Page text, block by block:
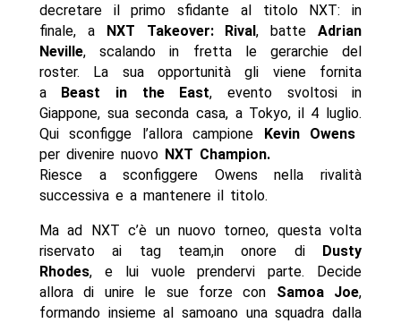
decretare il primo sfidante al titolo NXT: in
finale, a
NXT Takeover: Rival, batteAdrian
Neville, scalando in fretta le gerarchie del
roster. La sua opportunità gli viene fornita
a
Beast in the East, evento svoltosi in
Giappone, sua seconda casa, a Tokyo, il 4 luglio.
Qui sconfigge l’allora campione
Kevin Owens
per divenire nuovo NXT Champion.
Riesce a sconfiggere Owens nella rivalità
successiva e a mantenere il titolo.
Ma ad NXT c’è un nuovo torneo, questa volta
riservato ai tag team,in onore di
Dusty
Rhodes, e lui vuole prendervi parte. Decide
allora di unire le sue forze con Samoa Joe,
formando insieme al samoano una squadra dalla